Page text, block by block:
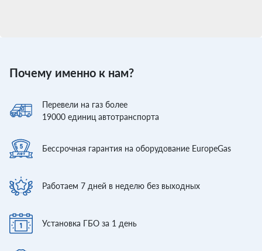
Почему именно к нам?
Перевели на газ более
19000 единиц автотранспорта
Бессрочная гарантия на оборудование EuropeGas
Работаем 7 дней в неделю без выходных
Установка ГБО за 1 день